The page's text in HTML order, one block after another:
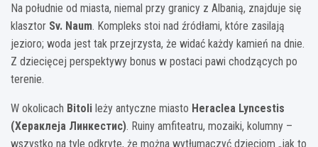
Na południe od miasta, niemal przy granicy z Albanią, znajduje się
klasztor Sv. Naum. Kompleks stoi nad źródłami, które zasilają
jezioro; woda jest tak przejrzysta, że widać każdy kamień na dnie.
Z dziecięcej perspektywy bonus w postaci pawi chodzących po
terenie.
W okolicach Bitoli leży antyczne miasto Heraclea Lyncestis
(Хераклеја Линкестис). Ruiny amfiteatru, mozaiki, kolumny –
wszystko na tyle odkryte, że można wytłumaczyć dzieciom „jak to